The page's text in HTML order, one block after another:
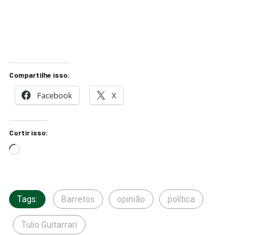
Compartilhe isso:
Facebook X
Curtir isso:
Tags: Barretos opinião política
Tulio Guitarrari